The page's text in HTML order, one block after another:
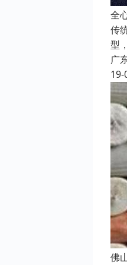
全
传
型
广
19-
佛